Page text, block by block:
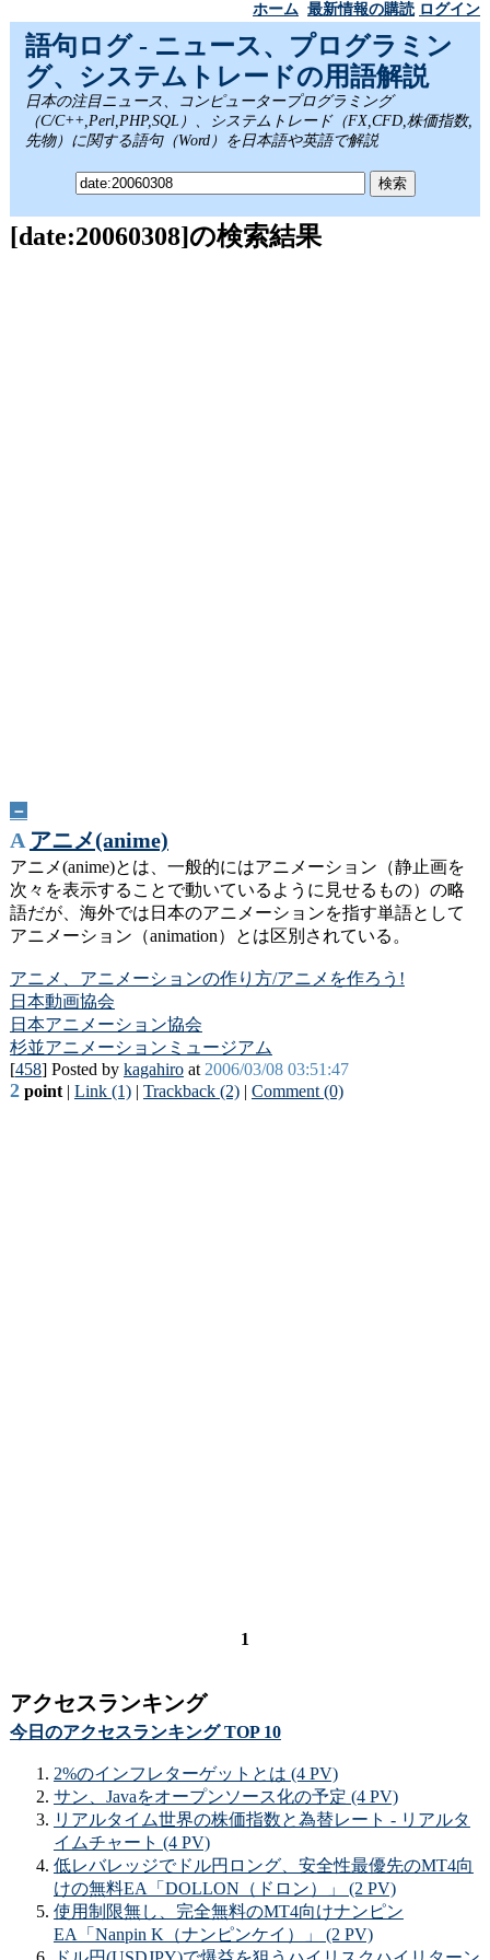
ホーム 最新情報の購読 ログイン
語句ログ - ニュース、プログラミン
グ、システムトレードの用語解説
日本の注目ニュース、コンピュータープログラミング
（C/C++,Perl,PHP,SQL）、システムトレード（FX,CFD,株価指数,
先物）に関する語句（Word）を日本語や英語で解説
[date:20060308]の検索結果
－
A アニメ(anime)
アニメ(anime)とは、一般的にはアニメーション（静止画を
次々を表示することで動いているように見せるもの）の略
語だが、海外では日本のアニメーションを指す単語として
アニメーション（animation）とは区別されている。
アニメ、アニメーションの作り方/アニメを作ろう!
日本動画協会
日本アニメーション協会
杉並アニメーションミュージアム
[458] Posted by kagahiroat 2006/03/08 03:51:47
2point| Link (1)| Trackback (2)| Comment (0)
1
アクセスランキング
今日のアクセスランキング TOP 10
2%のインフレターゲットとは (4 PV)
サン、Javaをオープンソース化の予定 (4 PV)
リアルタイム世界の株価指数と為替レート - リアルタ
イムチャート (4 PV)
低レバレッジでドル円ロング、安全性最優先のMT4向
けの無料EA「DOLLON（ドロン）」 (2 PV)
使用制限無し、完全無料のMT4向けナンピン
EA「Nanpin K（ナンピンケイ）」 (2 PV)